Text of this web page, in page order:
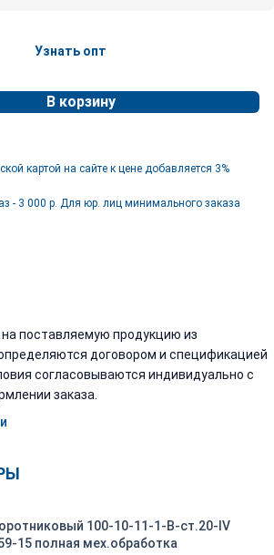
Узнать опт
В корзину
картой на сайте к цене добавляется 3%
- 3 000 р. Для юр. лиц минимального заказа
поставляемую продукцию из
договором и спецификацией
согласовываются индивидуально с
заказа.
100-10-11-1-B-ст.20-IV
15 полная мех.обработка